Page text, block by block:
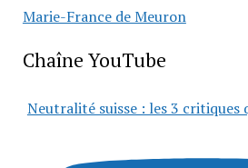
Marie-France de Meuron
Chaîne YouTube
Neutralité suisse : les 3 critiques